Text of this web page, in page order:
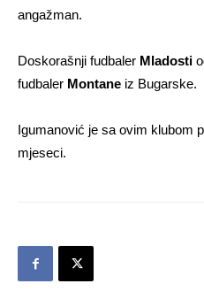
angažman.
Doskorašnji fudbaler Mladosti
fudbaler Montane iz Bugarske.
Igumanović je sa ovim klubom
mjeseci.